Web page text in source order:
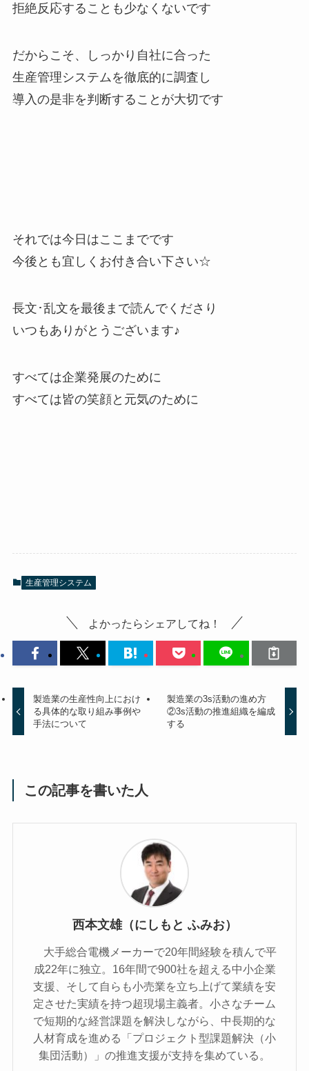
拒絶反応することも少なくないです
だからこそ、しっかり自社に合った
生産管理システムを徹底的に調査し
導入の是非を判断することが大切です
それでは今日はここまでです
今後とも宜しくお付き合い下さい☆
長文･乱文を最後まで読んでくださり
いつもありがとうございます♪
すべては企業発展のために
すべては皆の笑顔と元気のために
生産管理システム
よかったらシェアしてね！
製造業の生産性向上におけ
る具体的な取り組み事例や
手法について
製造業の3s活動の進め方
②3s活動の推進組織を編成
する
この記事を書いた人
西本文雄（にしもと ふみお）
大手総合電機メーカーで20年間経験を積んで平
成22年に独立。16年間で900社を超える中小企業
支援、そして自らも小売業を立ち上げて業績を安
定させた実績を持つ超現場主義者。小さなチーム
で短期的な経営課題を解決しながら、中長期的な
人材育成を進める「プロジェクト型課題解決（小
集団活動）」の推進支援が支持を集めている。